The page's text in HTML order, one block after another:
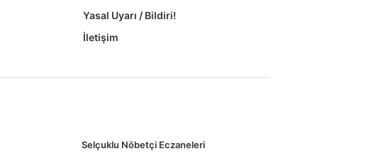
Yasal Uyarı / Bildiri!
İletişim
Selçuklu Nöbetçi Eczaneleri